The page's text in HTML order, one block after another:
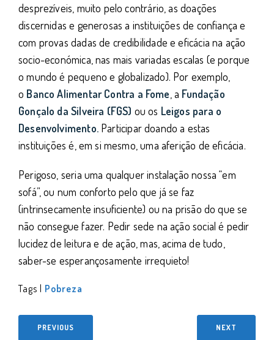
desprezíveis, muito pelo contrário, as doações
discernidas e generosas a instituições de confiança e
com provas dadas de credibilidade e eficácia na ação
socio-económica, nas mais variadas escalas (e porque
o mundo é pequeno e globalizado). Por exemplo,
o Banco Alimentar Contra a Fome , a Fundação
Gonçalo da Silveira (FGS) ou os Leigos para o
Desenvolvimento.Participar doando a estas
instituições é, em si mesmo, uma aferição de eficácia.
Perigoso, seria uma qualquer instalação nossa “em
sofá”, ou num conforto pelo que já se faz
(intrinsecamente insuficiente) ou na prisão do que se
não consegue fazer. Pedir sede na ação social é pedir
lucidez de leitura e de ação, mas, acima de tudo,
saber-se esperançosamente irrequieto!
Tags | Pobreza
PREVIOUS NEXT